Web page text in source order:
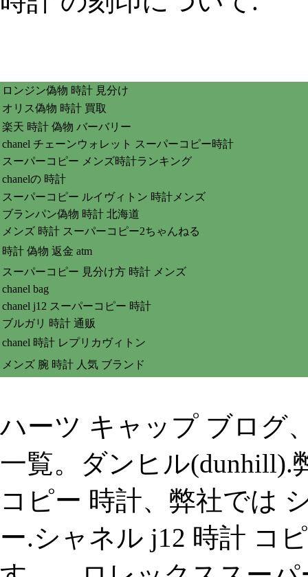
ロンジン偽物 時計 見分け
オリス偽物 時計 買取
楽天 時計 偽物 バーバリー
chanel チェーンウォレット スーパーコピー時計
スーパーコピー メンズ時計ランキング
chanelの 時計
スーパーコピー ルイヴィトン 時計メンズ
ブランパン偽物 時計 北海道
メンズ 時計 スーパーコピー2ちゃんねる
時計 偽物 返金 atm
スーパーコピー 見分け方 時計 メンズ
chanel bag
chanel j12 スーパーコピー 時計
ブルガリ 時計 通贩
chanel 時計 レプリカヴィトン
メンズ 腕 時計 人気 ブランド
ハーツ キャップ ブログ
一覧。ダンヒル(dunhill).
コピー 時計、弊社では
ー.シャネル j12 時計 コ